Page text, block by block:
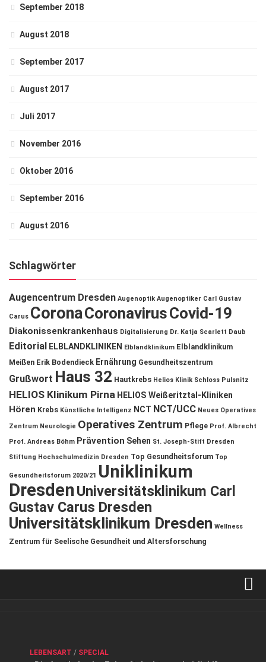
September 2018
August 2018
September 2017
August 2017
Juli 2017
November 2016
Oktober 2016
September 2016
August 2016
Schlagwörter
Augencentrum Dresden Augenoptik Augenoptiker Carl Gustav
Carus CoronaCoronavirusCovid-19
Diakonissenkrankenhaus Digitalisierung Dr. Katja Scarlett Daub
Editorial ELBLANDKLINIKEN Elblandklinikum Elblandklinikum
Meißen Erik Bodendieck Ernährung Gesundheitszentrum
Grußwort Haus 32 Hautkrebs Helios Klinik Schloss Pulsnitz
HELIOS Klinikum Pirna HELIOS Weißeritztal-Kliniken
Hören Krebs Künstliche Intelligenz NCT NCT/UCC Neues Operatives
Zentrum Neurologie Operatives Zentrum Pflege Prof. Albrecht
Prof. Andreas Böhm Prävention Sehen St. Joseph-Stift Dresden
Stiftung Hochschulmedizin Dresden Top Gesundheitsforum Top
Gesundheitsforum 2020/21 Uniklinikum
DresdenUniversitätsklinikum Carl
Gustav Carus Dresden
Universitätsklinikum Dresden Wellness
Zentrum für Seelische Gesundheit und Altersforschung
Datenschutzerklärung
LEBENSART / SPECIAL